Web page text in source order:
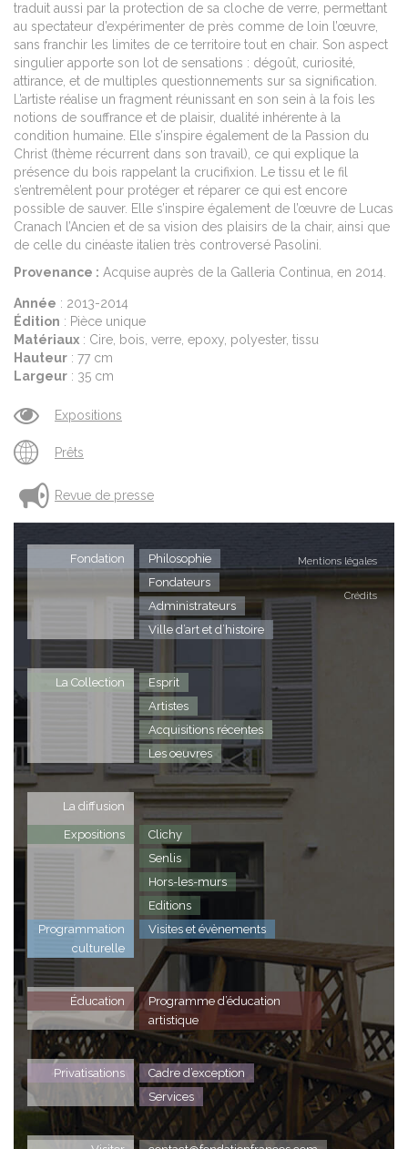
traduit aussi par la protection de sa cloche de verre, permettant
au spectateur d’expérimenter de près comme de loin l’œuvre,
sans franchir les limites de ce territoire tout en chair. Son aspect
singulier apporte son lot de sensations : dégoût, curiosité,
attirance, et de multiples questionnements sur sa signification.
L’artiste réalise un fragment réunissant en son sein à la fois les
notions de souffrance et de plaisir, dualité inhérente à la
condition humaine. Elle s’inspire également de la Passion du
Christ (thème récurrent dans son travail), ce qui explique la
présence du bois rappelant la crucifixion. Le tissu et le fil
s’entremêlent pour protéger et réparer ce qui est encore
possible de sauver. Elle s’inspire également de l’œuvre de Lucas
Cranach l’Ancien et de sa vision des plaisirs de la chair, ainsi que
de celle du cinéaste italien très controversé Pasolini.
Provenance : Acquise auprès de la Galleria Continua, en 2014.
Année : 2013-2014
Édition : Pièce unique
Matériaux : Cire, bois, verre, epoxy, polyester, tissu
Hauteur : 77 cm
Largeur : 35 cm
Expositions
Prêts
Revue de presse
Mentions légales
Crédits
Fondation
Philosophie
Fondateurs
Administrateurs
Ville d’art et d’histoire
La Collection
Esprit
Artistes
Acquisitions récentes
Les oeuvres
La diffusion
Expositions
Clichy
Senlis
Hors-les-murs
Editions
Programmation
culturelle
Visites et évènements
Éducation
Programme d’éducation
artistique
Privatisations
Cadre d’exception
Services